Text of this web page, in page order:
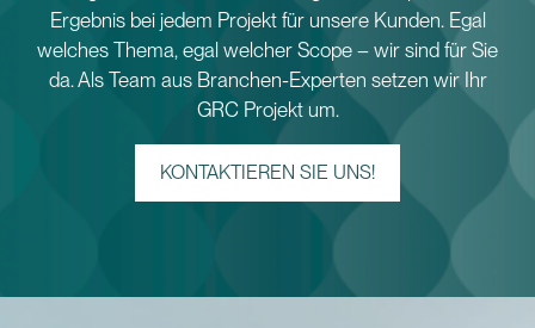
Ergebnis bei jedem Projekt für unsere Kunden. Egal
welches Thema, egal welcher Scope – wir sind für Sie
da. Als Team aus Branchen-Experten setzen wir Ihr
GRC Projekt um.
KONTAKTIEREN SIE UNS!